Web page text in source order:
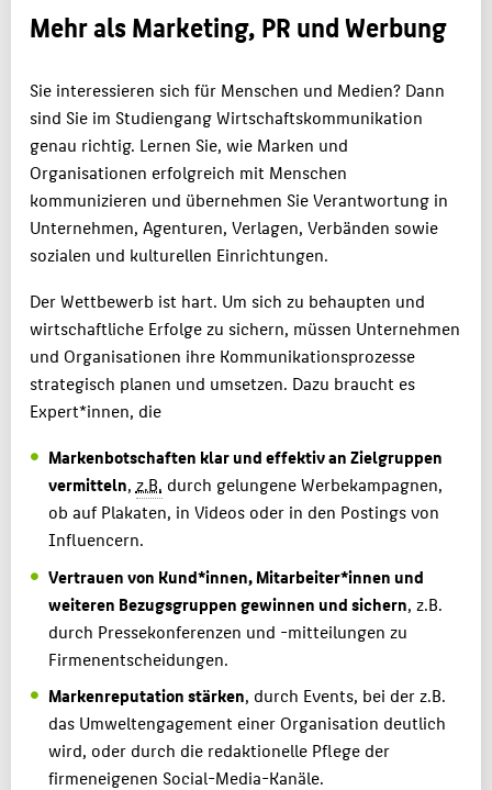
Mehr als Marketing, PR und Werbung
Sie interessieren sich für Menschen und Medien? Dann
sind Sie im Studiengang Wirtschaftskommunikation
genau richtig. Lernen Sie, wie Marken und
Organisationen erfolgreich mit Menschen
kommunizieren und übernehmen Sie Verantwortung in
Unternehmen, Agenturen, Verlagen, Verbänden sowie
sozialen und kulturellen Einrichtungen.
Der Wettbewerb ist hart. Um sich zu behaupten und
wirtschaftliche Erfolge zu sichern, müssen Unternehmen
und Organisationen ihre Kommunikationsprozesse
strategisch planen und umsetzen. Dazu braucht es
Expert*innen, die
Markenbotschaften klar und effektiv an Zielgruppen
vermitteln,z.B. durch gelungene Werbekampagnen,
ob auf Plakaten, in Videos oder in den Postings von
Influencern.
Vertrauen von Kund*innen, Mitarbeiter*innen und
weiteren Bezugsgruppen gewinnen und sichern, z.B.
durch Pressekonferenzen und -mitteilungen zu
Firmenentscheidungen.
Markenreputation stärken, durch Events, bei der z.B.
das Umweltengagement einer Organisation deutlich
wird, oder durch die redaktionelle Pflege der
firmeneigenen Social-Media-Kanäle.